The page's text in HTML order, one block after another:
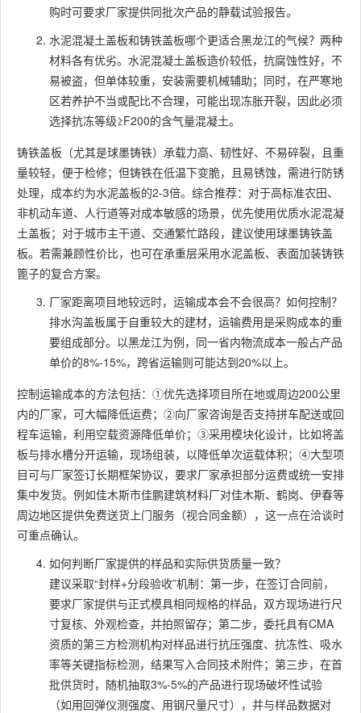
购时可要求厂家提供同批次产品的静载试验报告。
水泥混凝土盖板和铸铁盖板哪个更适合黑龙江的气候？两种
材料各有优劣。水泥混凝土盖板造价较低，抗腐蚀性好，不
易被盗，但单体较重，安装需要机械辅助；同时，在严寒地
区若养护不当或配比不合理，可能出现冻胀开裂，因此必须
选择抗冻等级≥F200的含气量混凝土。
铸铁盖板（尤其是球墨铸铁）承载力高、韧性好、不易碎裂，且重
量较轻，便于检修；但铸铁在低温下变脆，且易锈蚀，需进行防锈
处理，成本约为水泥盖板的2-3倍。综合推荐：对于高标准农田、
非机动车道、人行道等对成本敏感的场景，优先使用优质水泥混凝
土盖板；对于城市主干道、交通繁忙路段，建议使用球墨铸铁盖
板。若需兼顾性价比，也可在承重层采用水泥盖板、表面加装铸铁
篦子的复合方案。
厂家距离项目地较远时，运输成本会不会很高？如何控制？
排水沟盖板属于自重较大的建材，运输费用是采购成本的重
要组成部分。以黑龙江为例，同一省内物流成本一般占产品
单价的8%-15%，跨省运输则可能达到20%以上。
控制运输成本的方法包括：①优先选择项目所在地或周边200公里
内的厂家，可大幅降低运费；②向厂家咨询是否支持拼车配送或回
程车运输，利用空载资源降低单价；③采用模块化设计，比如将盖
板与排水槽分开运输，现场组装，以降低单次运载体积；④大型项
目可与厂家签订长期框架协议，要求厂家承担部分运费或统一安排
集中发货。例如佳木斯市佳鹏建筑材料厂对佳木斯、鹤岗、伊春等
周边地区提供免费送货上门服务（视合同金额），这一点在洽谈时
可重点确认。
如何判断厂家提供的样品和实际供货质量一致？
建议采取“封样+分段验收”机制：第一步，在签订合同前，
要求厂家提供与正式模具相同规格的样品，双方现场进行尺
寸复核、外观检查，并拍照留存；第二步，委托具有CMA
资质的第三方检测机构对样品进行抗压强度、抗冻性、吸水
率等关键指标检测，结果写入合同技术附件；第三步，在首
批供货时，随机抽取3%-5%的产品进行现场破坏性试验
（如用回弹仪测强度、用钢尺量尺寸），并与样品数据对